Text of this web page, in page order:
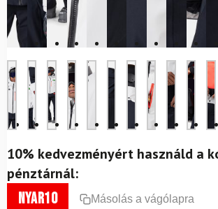
10% kedvezményért használd a
pénztárnál:
nyar10 Másolás a vágólapra